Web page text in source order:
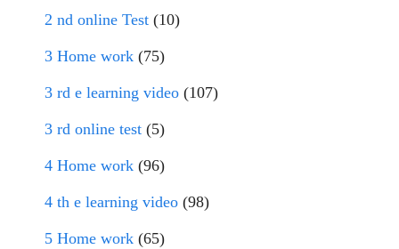
2 nd online Test (10)
3 Home work (75)
3 rd e learning video (107)
3 rd online test (5)
4 Home work (96)
4 th e learning video (98)
5 Home work (65)